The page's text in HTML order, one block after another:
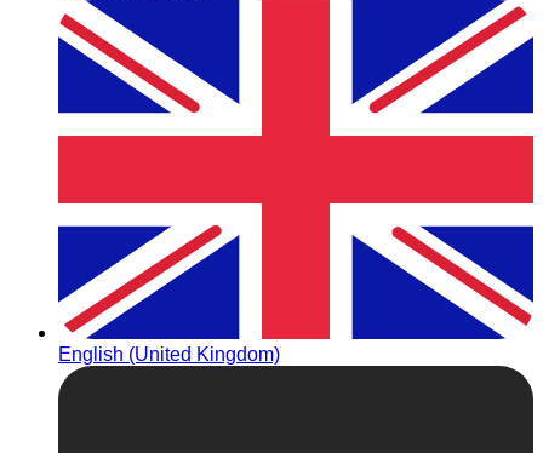
English (United Kingdom)